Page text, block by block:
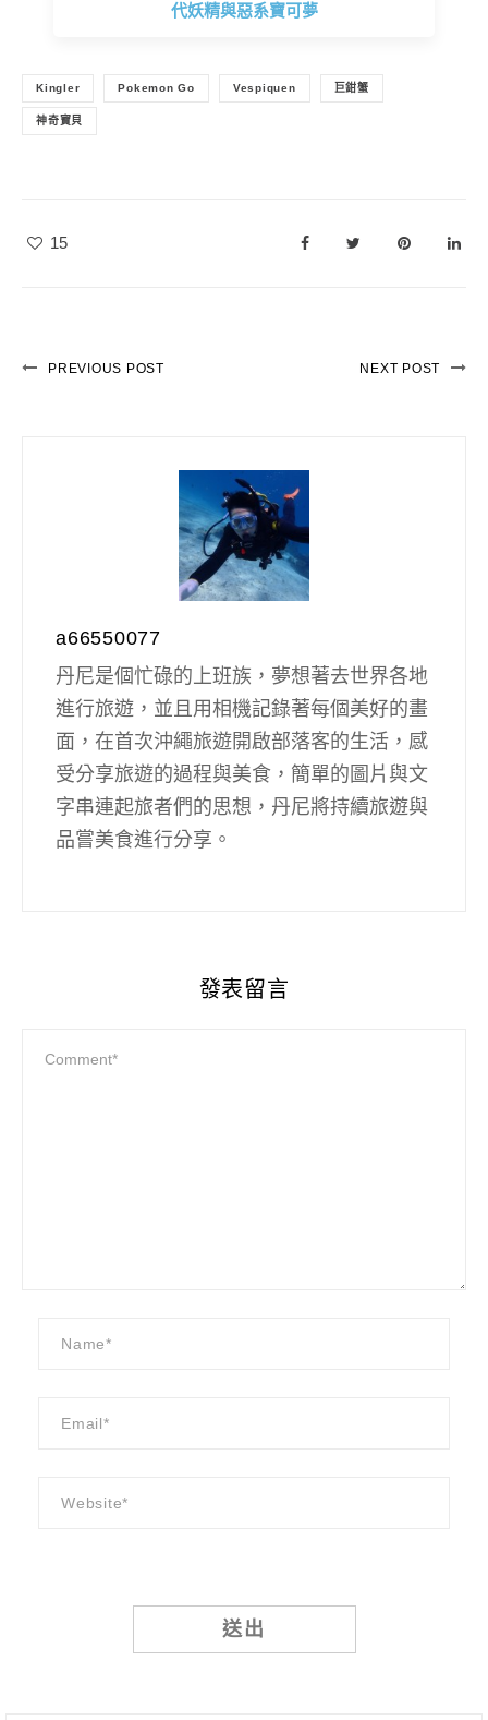
代妖精與惡系寶可夢
Kingler Pokemon Go Vespiquen 巨鉗蟹
神奇寶貝
15
PREVIOUS POST NEXT POST
a66550077
丹尼是個忙碌的上班族，夢想著去世界各地
進行旅遊，並且用相機記錄著每個美好的畫
面，在首次沖繩旅遊開啟部落客的生活，感
受分享旅遊的過程與美食，簡單的圖片與文
字串連起旅者們的思想，丹尼將持續旅遊與
品嘗美食進行分享。
發表留言